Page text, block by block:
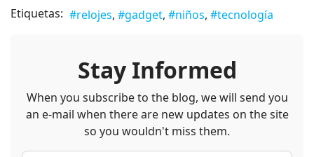
Etiquetas: relojes gadget niños tecnología
Stay Informed
When you subscribe to the blog, we will send you
an e-mail when there are new updates on the site
so you wouldn't miss them.